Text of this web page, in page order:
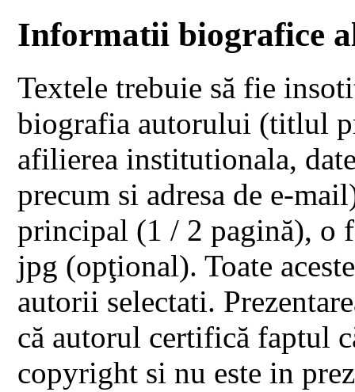
Informatii biografice
Textele trebuie să fie
biografia autorului (titlul
afilierea institutionala,
precum si adresa de e-
principal (1 / 2 pagină), o
jpg (opţional). Toate
autorii selectati.
că autorul certifică faptul
copyright si nu este in